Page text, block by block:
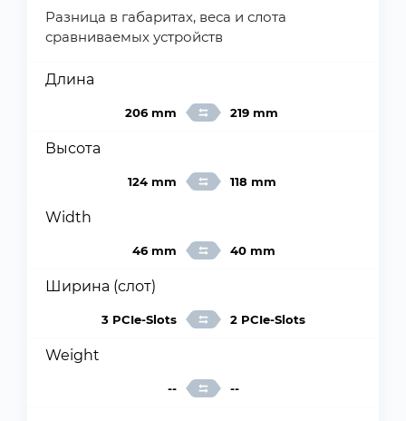
Разница в габаритах, веса и слота
сравниваемых устройств
Длина
206 mm 219 mm
Высота
124 mm 118 mm
Width
46 mm 40 mm
Ширина (слот)
3 PCIe-Slots 2 PCIe-Slots
Weight
-- --